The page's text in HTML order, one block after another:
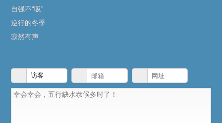
自强不“吸”
逆行的冬季
寂然有声